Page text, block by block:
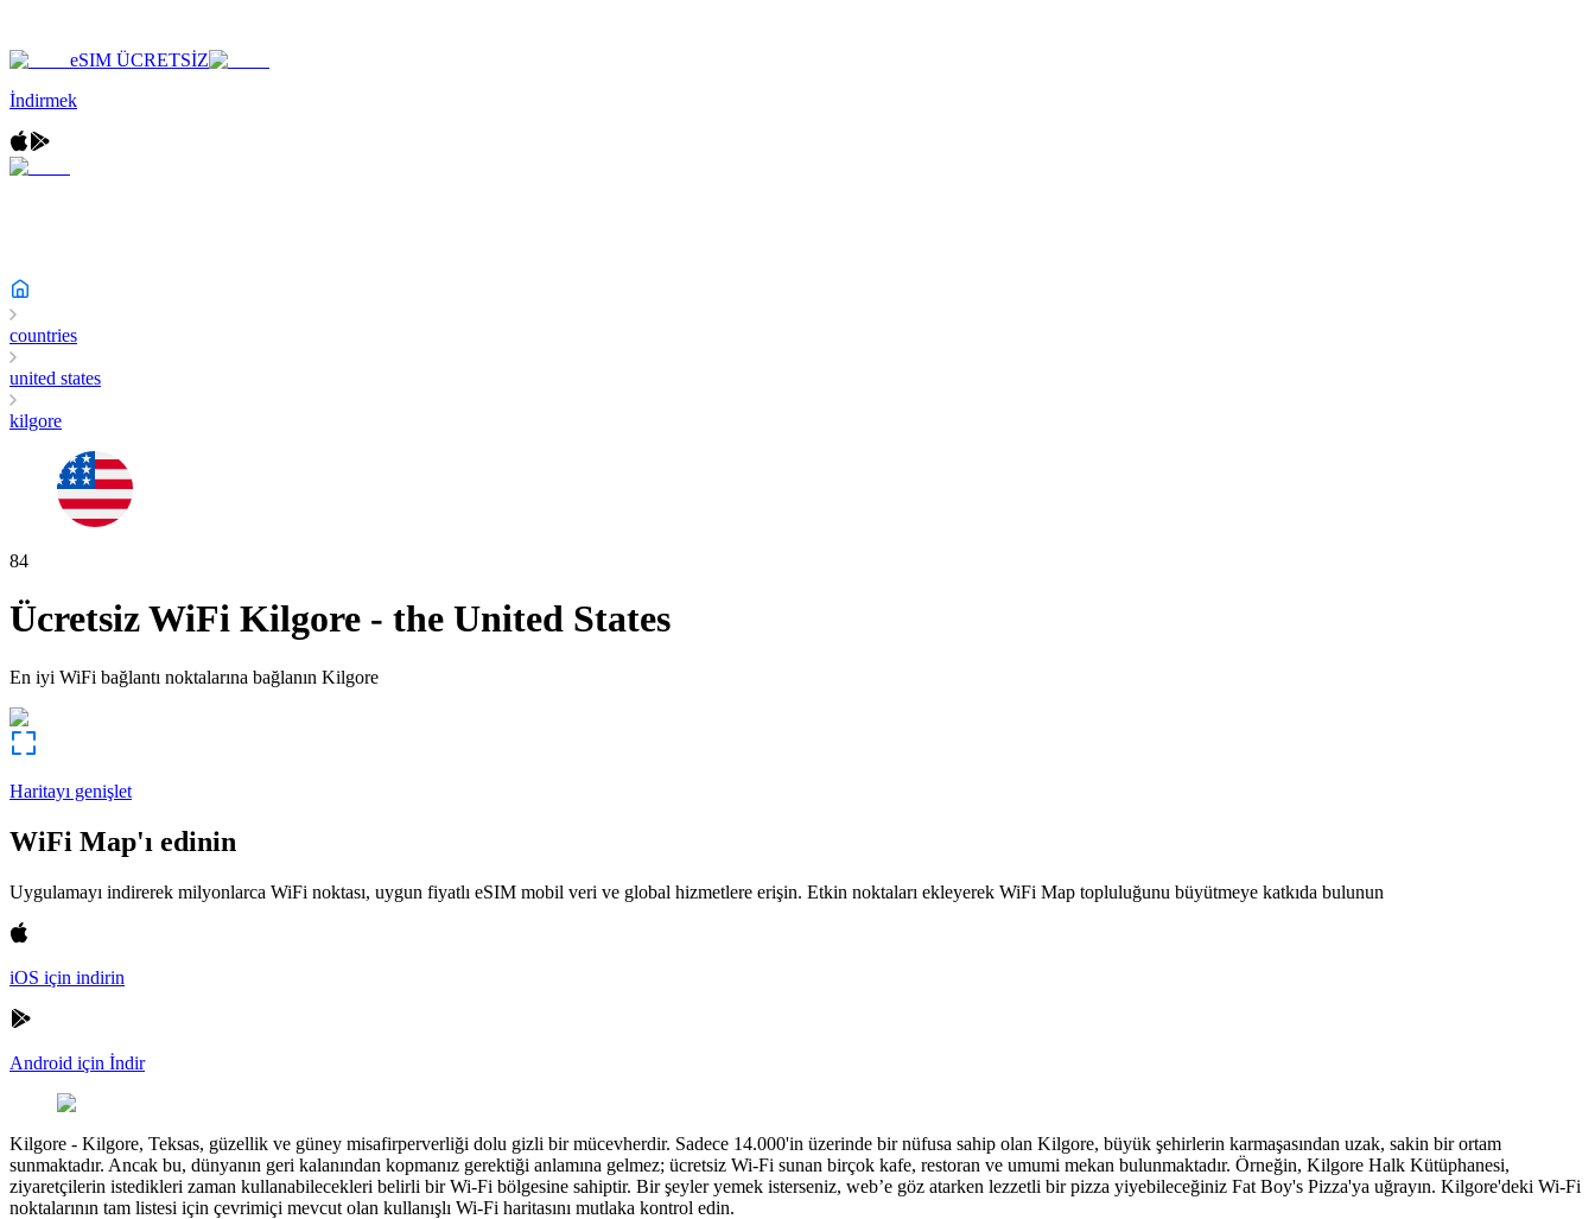
eSIM ÜCRETSİZ
İndirmek
countries
united states
kilgore
84
Ücretsiz WiFi Kilgore - the United States
En iyi WiFi bağlantı noktalarına bağlanın Kilgore
Haritayı genişlet
WiFi Map'ı edinin
Uygulamayı indirerek milyonlarca WiFi noktası, uygun fiyatlı eSIM mobil veri ve global hizmetlere erişin. Etkin noktaları ekleyerek WiFi Map topluluğunu büyütmeye katkıda bulunun
iOS için indirin
Android için İndir
Kilgore - Kilgore, Teksas, güzellik ve güney misafirperverliği dolu gizli bir mücevherdir. Sadece 14.000'in üzerinde bir nüfusa sahip olan Kilgore, büyük şehirlerin karmaşasından uzak, sakin bir ortam
sunmaktadır. Ancak bu, dünyanın geri kalanından kopmanız gerektiği anlamına gelmez; ücretsiz Wi-Fi sunan birçok kafe, restoran ve umumi mekan bulunmaktadır. Örneğin, Kilgore Halk Kütüphanesi,
ziyaretçilerin istedikleri zaman kullanabilecekleri belirli bir Wi-Fi bölgesine sahiptir. Bir şeyler yemek isterseniz, web’e göz atarken lezzetli bir pizza yiyebileceğiniz Fat Boy's Pizza'ya uğrayın. Kilgore'deki Wi-Fi
noktalarının tam listesi için çevrimiçi mevcut olan kullanışlı Wi-Fi haritasını mutlaka kontrol edin.